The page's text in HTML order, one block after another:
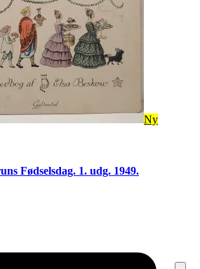
Ny
Fødselsdag. 1. udg. 1949.